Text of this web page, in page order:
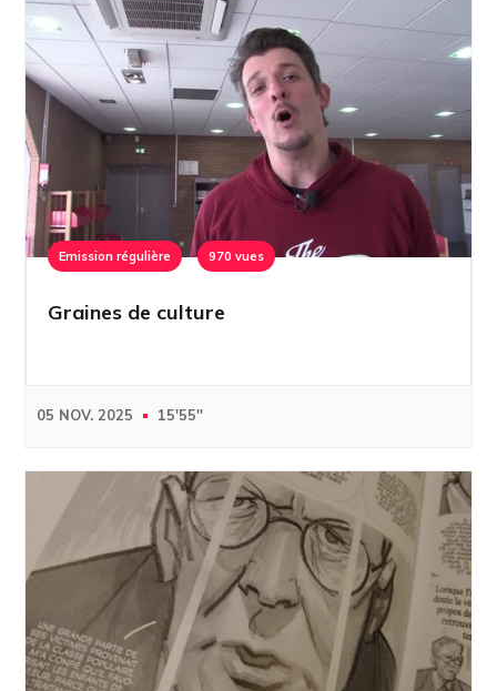
Emission régulière 970 vues
Graines de culture
05 NOV. 2025 15'55''